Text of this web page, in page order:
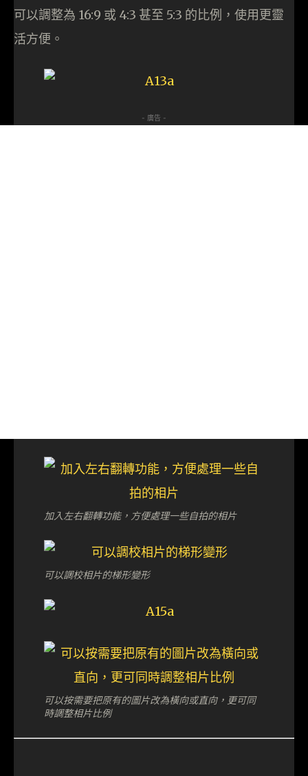
可以調整為 16:9 或 4:3 甚至 5:3 的比例，使用更靈
活方便。
- 廣告 -
加入左右翻轉功能，方便處理一些自拍的相片
可以調校相片的梯形變形
可以按需要把原有的圖片改為橫向或直向，更可同
時調整相片比例